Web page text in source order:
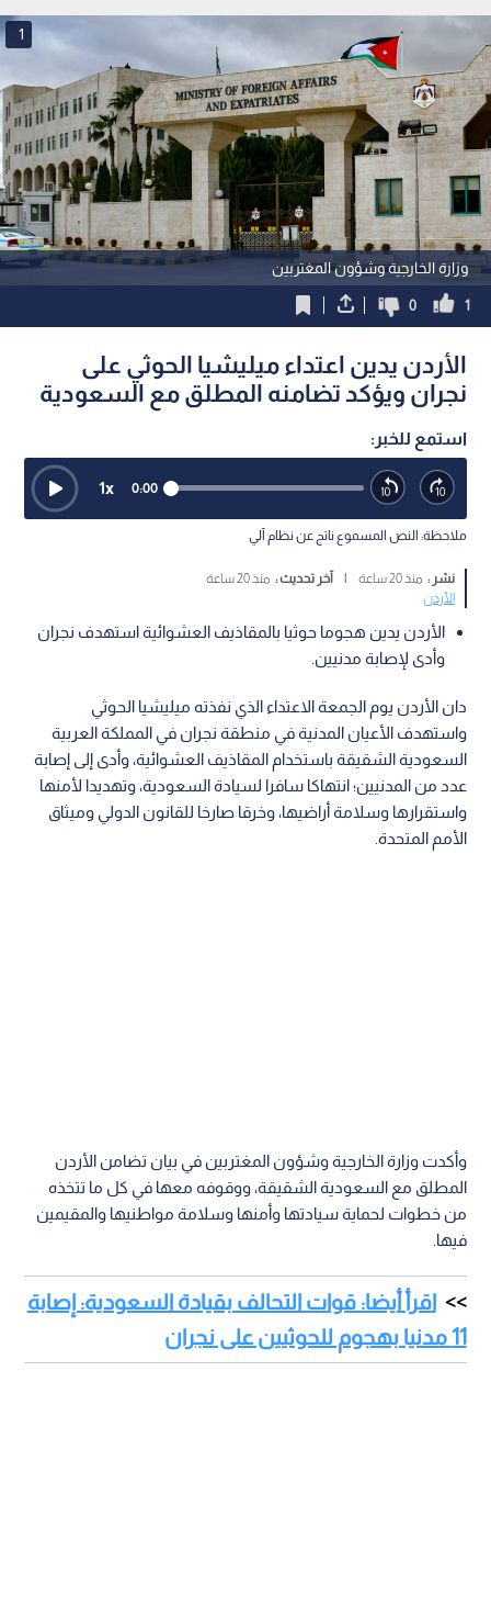
وزارة الخارجية وشؤون المغتربين
1
1
0
الأردن يدين اعتداء ميليشيا الحوثي على
نجران ويؤكد تضامنه المطلق مع السعودية
استمع للخبر:
0:00
1x
ملاحظة: النص المسموع ناتج عن نظام آلي
نشر : منذ 20 ساعة | آخر تحديث : منذ 20 ساعة
الأردن
الأردن يدين هجوما حوثيا بالمقاذيف العشوائية استهدف نجران
وأدى لإصابة مدنيين.
دان الأردن يوم الجمعة الاعتداء الذي نفذته ميليشيا الحوثي
واستهدف الأعيان المدنية في منطقة نجران في المملكة العربية
السعودية الشقيقة باستخدام المقاذيف العشوائية، وأدى إلى إصابة
عدد من المدنيين؛ انتهاكا سافرا لسيادة السعودية، وتهديدا لأمنها
واستقرارها وسلامة أراضيها، وخرقا صارخا للقانون الدولي وميثاق
الأمم المتحدة.
وأكدت وزارة الخارجية وشؤون المغتربين في بيان تضامن الأردن
المطلق مع السعودية الشقيقة، ووقوفه معها في كل ما تتخذه
من خطوات لحماية سيادتها وأمنها وسلامة مواطنيها والمقيمين
فيها.
اقرأ أيضا: قوات التحالف بقيادة السعودية: إصابة
11 مدنيا بهجوم للحوثيين على نجران